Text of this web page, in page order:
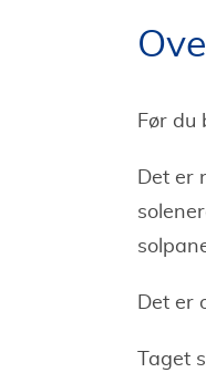
Før du
Det er
Det er